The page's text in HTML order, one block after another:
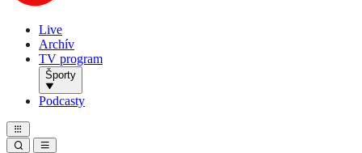
Live
Archív
TV program
Športy
Podcasty